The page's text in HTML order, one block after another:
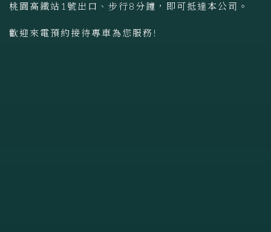
桃園高鐵站1號出口、步行8分鐘，即可抵達本公司。
歡迎來電預約接待專車為您服務!